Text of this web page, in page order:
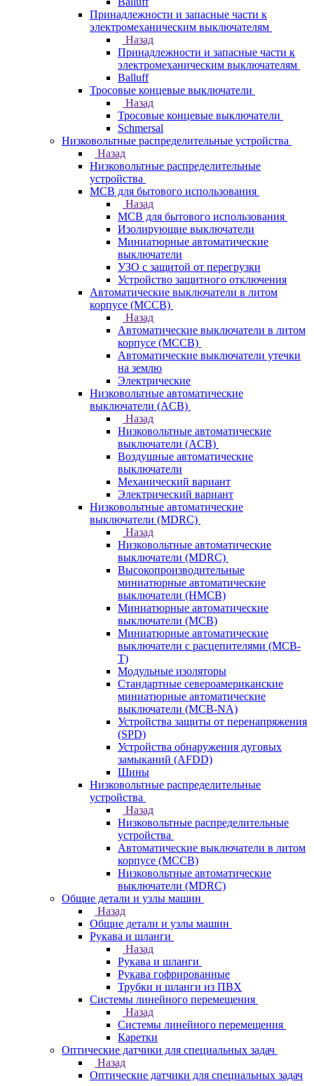
Принадлежности и запасные части к
электромеханическим выключателям
Назад
Принадлежности и запасные части к
электромеханическим выключателям
Balluff
Тросовые концевые выключатели
Назад
Тросовые концевые выключатели
Schmersal
Низковольтные распределительные устройства
Назад
Низковольтные распределительные
устройства
MCB для бытового использования
Назад
MCB для бытового использования
Изолирующие выключатели
Миниатюрные автоматические
выключатели
УЗО с защитой от перегрузки
Устройство защитного отключения
Автоматические выключатели в литом
корпусе (MCCB)
Назад
Автоматические выключатели в литом
корпусе (MCCB)
Автоматические выключатели утечки
на землю
Электрические
Низковольтные автоматические
выключатели (ACB)
Назад
Низковольтные автоматические
выключатели (ACB)
Воздушные автоматические
выключатели
Механический вариант
Электрический вариант
Низковольтные автоматические
выключатели (MDRC)
Назад
Низковольтные автоматические
выключатели (MDRC)
Высокопроизводительные
миниатюрные автоматические
выключатели (HMCB)
Миниатюрные автоматические
выключатели (MCB)
Миниатюрные автоматические
выключатели с расцепителями (MCB-
T)
Модульные изоляторы
Стандартные североамериканские
миниатюрные автоматические
выключатели (MCB-NA)
Устройства защиты от перенапряжения
(SPD)
Устройства обнаружения дуговых
замыканий (AFDD)
Шины
Низковольтные распределительные
устройства
Назад
Низковольтные распределительные
устройства
Автоматические выключатели в литом
корпусе (MCCB)
Низковольтные автоматические
выключатели (MDRC)
Общие детали и узлы машин
Назад
Общие детали и узлы машин
Рукава и шланги
Назад
Рукава и шланги
Рукава гофрированные
Трубки и шланги из ПВХ
Системы линейного перемещения
Назад
Системы линейного перемещения
Каретки
Оптические датчики для специальных задач
Назад
Оптические датчики для специальных задач